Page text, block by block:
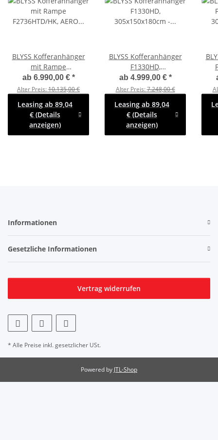
BLYSS Kofferanhänger
mit Rampe
F2736HTD/HK, AERO
353x150x180cm -
Seitentür + Fenster - 100
KM/H - Zurrleisten -
Heckstützen
ab 6.990,00 € *
Alter Preis:10.135,00 €
Leasing ab 89,04
€ (Details
anzeigen)
BLYSS Kofferanhänger
F1330HD,
305x150x180cm -
Seitentür + Fenster - 100
KM/H - Zurrleisten -
Heckstützen
ab 4.999,00 € *
Alter Preis:7.248,00 €
Leasing ab 89,04
€ (Details
anzeigen)
Informationen
Gesetzliche Informationen
Vertrag widerrufen
* Alle Preise inkl. gesetzlicher USt.
Powered by JTL-Shop